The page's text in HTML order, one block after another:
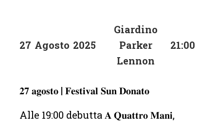
27 Agosto 2025
Giardino
Parker
Lennon
21:00
𝟐𝟕 𝐚𝐠𝐨𝐬𝐭𝐨 | 𝐅𝐞𝐬𝐭𝐢𝐯𝐚𝐥 𝐒𝐮𝐧 𝐃𝐨𝐧𝐚𝐭𝐨
Alle 19:00 debutta 𝐀 𝐐𝐮𝐚𝐭𝐭𝐫𝐨 𝐌𝐚𝐧𝐢,